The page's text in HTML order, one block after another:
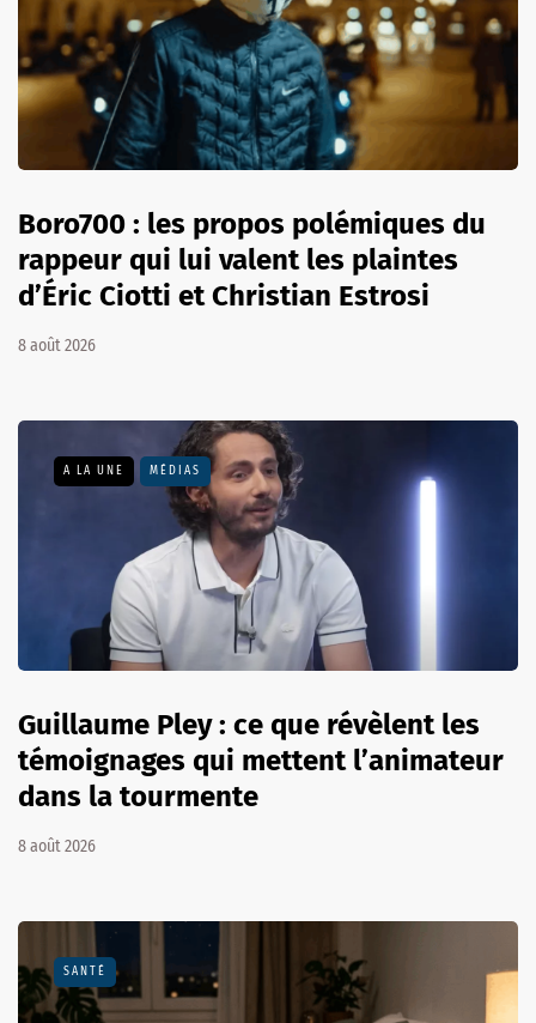
Boro700 : les propos polémiques du
rappeur qui lui valent les plaintes
d’Éric Ciotti et Christian Estrosi
8 août 2026
A LA UNE MÉDIAS
Guillaume Pley : ce que révèlent les
témoignages qui mettent l’animateur
dans la tourmente
8 août 2026
SANTÉ